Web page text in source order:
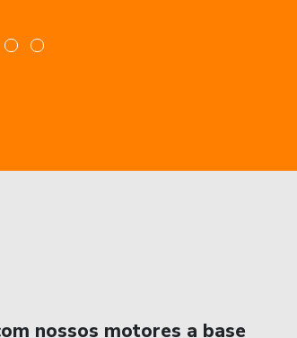
nossos motores a base